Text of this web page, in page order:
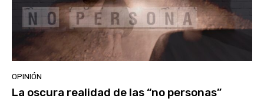
OPINIÓN
La oscura realidad de las “no personas”